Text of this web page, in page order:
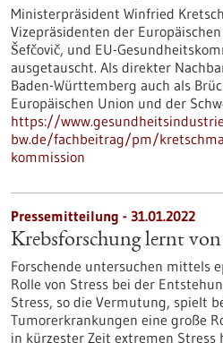
Ministerpräsident Winfried
Vizepräsidenten der
Šefčovič, und EU-
ausgetauscht. Als direkter
Baden-Württemberg auch als
Europäischen Union und der
https://
bw.de/fachbeitrag/pm/
kommission
Pressemitteilung - 31.01.2022
Krebsforschung lernt
Forschende untersuchen mittels
Rolle von Stress bei der
Stress, so die Vermutung, spielt
Tumorerkrankungen eine große
in kürzester Zeit extremen Stress